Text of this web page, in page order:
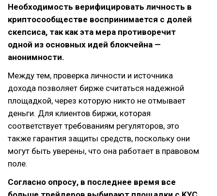
Необходимость верифицировать личность в
криптосообществе воспринимается с долей
скепсиса, так как эта мера противоречит
одной из основных идей блокчейна —
анонимности.
Между тем, проверка личности и источника
дохода позволяет бирже считаться надежной
площадкой, через которую никто не отмывает
деньги. Для клиентов биржи, которая
соответствует требованиям регуляторов, это
также гарантия защиты средств, поскольку они
могут быть уверены, что она работает в правовом
поле.
Согласно опросу, в последнее время все